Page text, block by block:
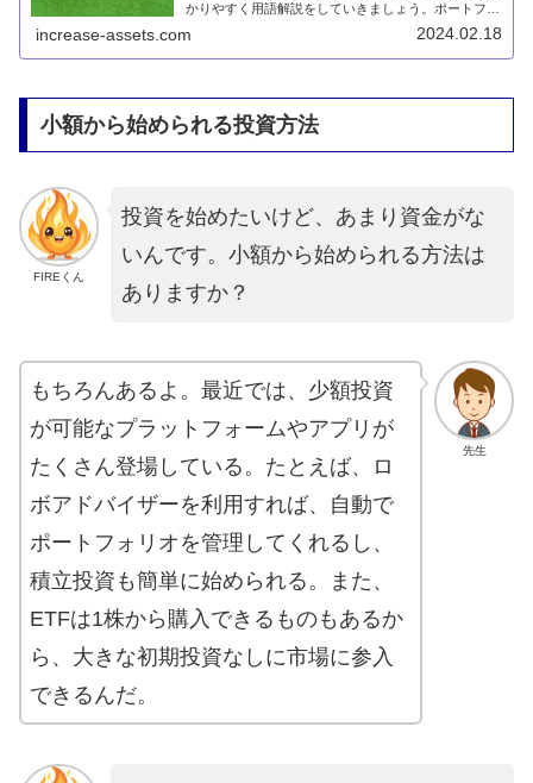
かりやすく用語解説をしていきましょう。ポートフォ
全ての投資資産の組み合わせを指します。これには...
increase-assets.com 2024.02.18
小額から始められる投資方法
FIREくん
投資を始めたいけど、あまり資金がな
いんです。小額から始められる方法は
ありますか？
先生
もちろんあるよ。最近では、少額投資
が可能なプラットフォームやアプリが
たくさん登場している。たとえば、ロ
ボアドバイザーを利用すれば、自動で
ポートフォリオを管理してくれるし、
積立投資も簡単に始められる。また、
ETFは1株から購入できるものもあるか
ら、大きな初期投資なしに市場に参入
できるんだ。